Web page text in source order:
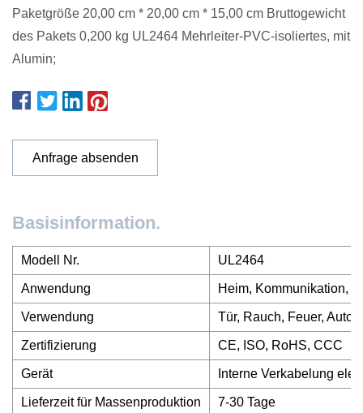
Paketgröße 20,00 cm * 20,00 cm * 15,00 cm Bruttogewicht
des Pakets 0,200 kg UL2464 Mehrleiter-PVC-isoliertes, mit
Alumin;
Anfrage absenden
Basisinformation.
Modell Nr. UL2464
Anwendung Heim, Kommunikation,
Verwendung Tür, Rauch, Feuer, Auto
Zertifizierung CE, ISO, RoHS, CCC
Gerät Interne Verkabelung
Lieferzeit für Massenproduktion 7-30 Tage